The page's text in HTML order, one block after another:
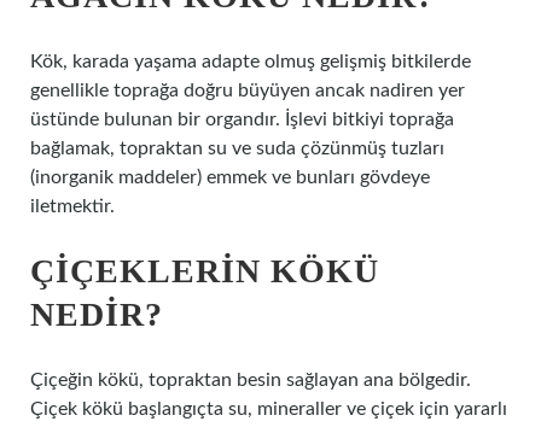
Kök, karada yaşama adapte olmuş gelişmiş bitkilerde
genellikle toprağa doğru büyüyen ancak nadiren yer
üstünde bulunan bir organdır. İşlevi bitkiyi toprağa
bağlamak, topraktan su ve suda çözünmüş tuzları
(inorganik maddeler) emmek ve bunları gövdeye
iletmektir.
ÇIÇEKLERIN KÖKÜ
NEDIR?
Çiçeğin kökü, topraktan besin sağlayan ana bölgedir.
Çiçek kökü başlangıçta su, mineraller ve çiçek için yararlı